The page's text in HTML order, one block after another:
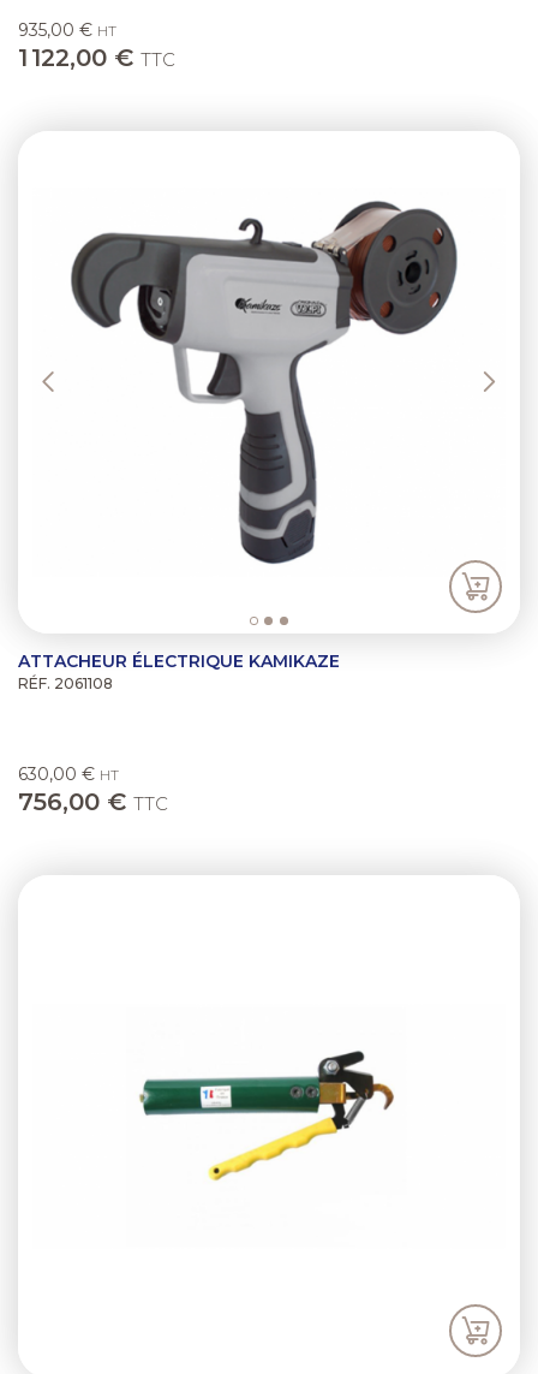
935,00 € HT
1 122,00 € TTC
ATTACHEUR ÉLECTRIQUE KAMIKAZE
RÉF. 2061108
630,00 € HT
756,00 € TTC